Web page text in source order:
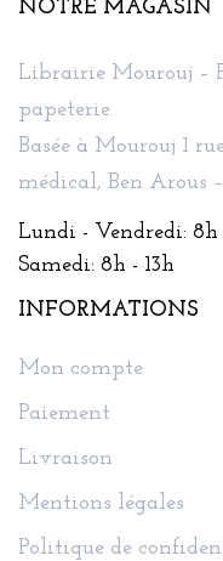
NOTRE MAGASIN
Librairie Mourouj –
papeterie.
Basée à Mourouj 1
médical, Ben Arous
Lundi - Vendredi: 8h
Samedi: 8h - 13h
INFORMATIONS
Mon compte
Paiement
Livraison
Mentions légales
Politique de